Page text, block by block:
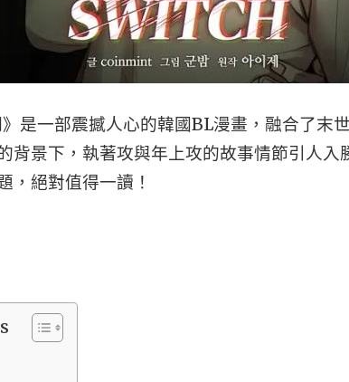
》是一部震撼人心的韓國BL漫畫，融合了末
背景下，執著攻與年上攻的故事情節引人入
，絕對值得一讀！